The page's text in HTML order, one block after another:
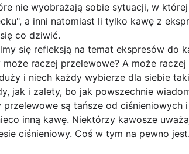
nie wyobrażają sobie sytuacji, w
a inni natomiast li tylko kawę z
co dziwić.
się refleksją na temat ekspresów do
raczej przelewowe? A może
i niech każdy wybierze dla siebie
jak i zalety, bo jak powszechnie
są tańsze od ciśnieniowych
inną kawę. Niektórzy kawosze
ciśnieniowy. Coś w tym na pewno